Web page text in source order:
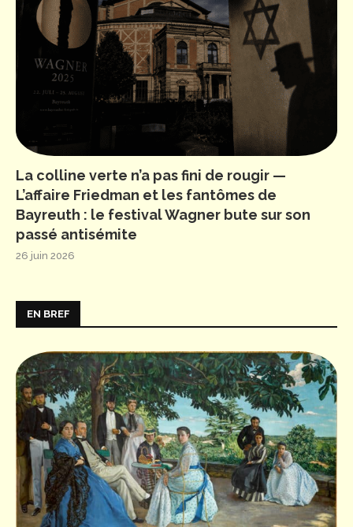
La colline verte n’a pas fini de rougir —
L’affaire Friedman et les fantômes de
Bayreuth : le festival Wagner bute sur son
passé antisémite
26 juin 2026
EN BREF